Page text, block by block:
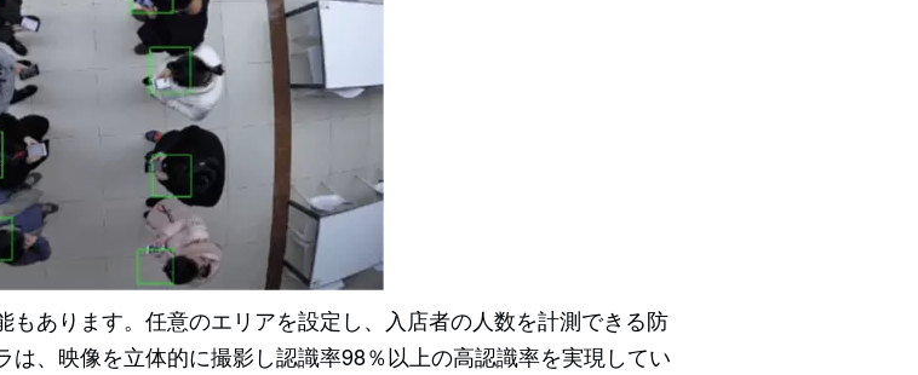
あります。任意のエリアを設定し、入店者の人数を計測できる防
、映像を立体的に撮影し認識率98％以上の高認識率を実現してい